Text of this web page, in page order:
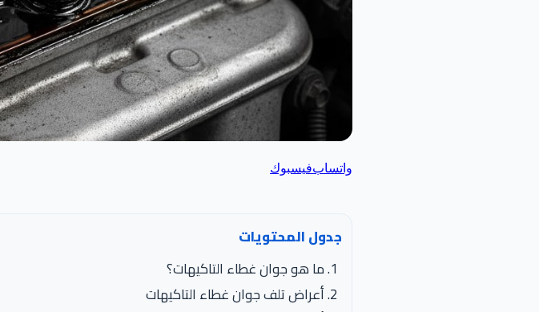
واتسابفيسبوك
جدول المحتويات
ما هو جوان غطاء التاكيهات؟
أعراض تلف جوان غطاء التاكيهات